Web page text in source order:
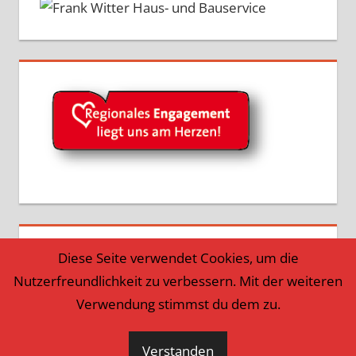
Diese Seite verwendet Cookies, um die
Nutzerfreundlichkeit zu verbessern. Mit der weiteren
Verwendung stimmst du dem zu.
Verstanden